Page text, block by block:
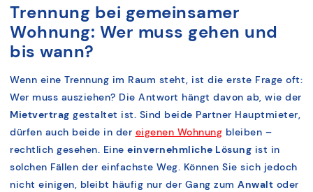
Trennung bei gemeinsamer
Wohnung: Wer muss gehen und
bis wann?
Wenn eine Trennung im Raum steht, ist die erste Frage oft:
Wer muss ausziehen? Die Antwort hängt davon ab, wie der
Mietvertrag gestaltet ist. Sind beide Partner Hauptmieter,
dürfen auch beide in der eigenen Wohnung bleiben –
rechtlich gesehen. Eine einvernehmliche Lösung ist in
solchen Fällen der einfachste Weg. Können Sie sich jedoch
nicht einigen, bleibt häufig nur der Gang zum Anwalt oder